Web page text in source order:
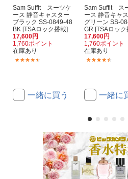
Sam Suffit スーツケ
ース 静音キャスター
ブラック SS-0849-48
BK [TSAロック搭載]
17,600円
1,760ポイント
在庫あり
一緒に買う
Sam Suffit ス
ース 静音キャ
グリーン SS-
GR [TSAロック
17,600円
1,760ポイント
在庫あり
一緒に